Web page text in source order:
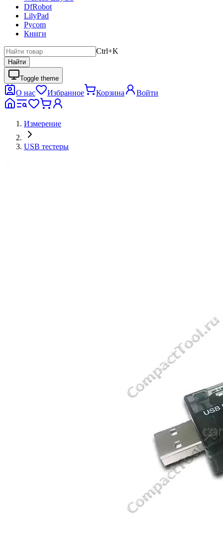
DfRobot
LilyPad
Pycom
Книги
Ctrl+K
Найти
Toggle theme
О нас Избранное Корзина Войти
Измерение
USB тестеры